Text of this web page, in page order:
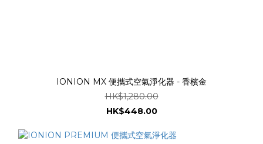
IONION MX 便攜式空氣淨化器 - 香檳金
HK$1,280.00
HK$448.00